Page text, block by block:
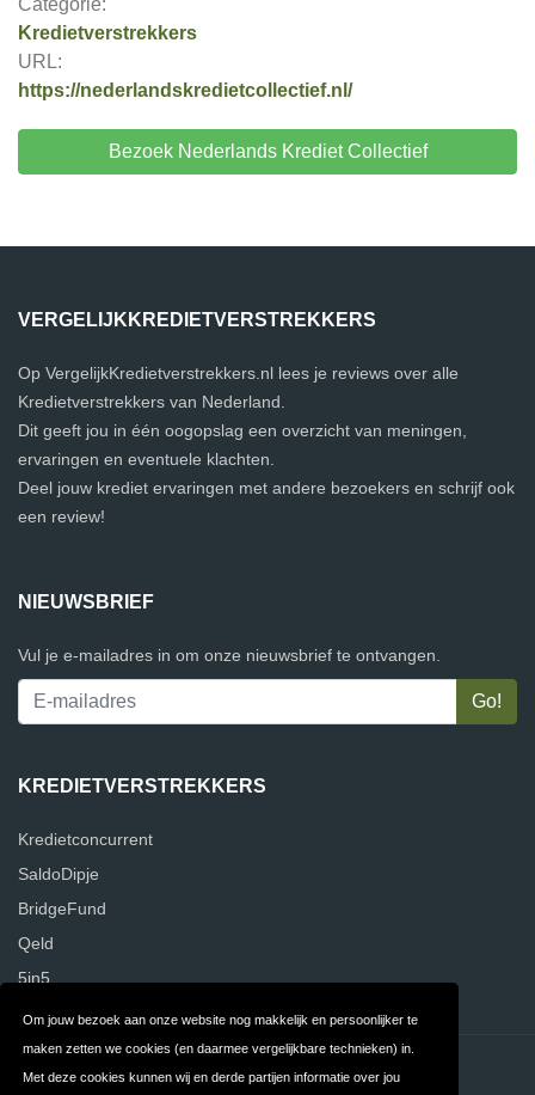
Om jouw bezoek aan onze website nog makkelijk en persoonlijker te
maken zetten we cookies (en daarmee vergelijkbare technieken) in.
Met deze cookies kunnen wij en derde partijen informatie over jou
Categorie:
Kredietverstrekkers
URL:
https://nederlandskredietcollectief.nl/
Bezoek Nederlands Krediet Collectief
VERGELIJKKREDIETVERSTREKKERS
Op VergelijkKredietverstrekkers.nl lees je reviews over alle
Kredietverstrekkers van Nederland.
Dit geeft jou in één oogopslag een overzicht van meningen,
ervaringen en eventuele klachten.
Deel jouw krediet ervaringen met andere bezoekers en schrijf ook
een review!
NIEUWSBRIEF
Vul je e-mailadres in om onze nieuwsbrief te ontvangen.
KREDIETVERSTREKKERS
Kredietconcurrent
SaldoDipje
BridgeFund
Qeld
5in5
Contact Privacy